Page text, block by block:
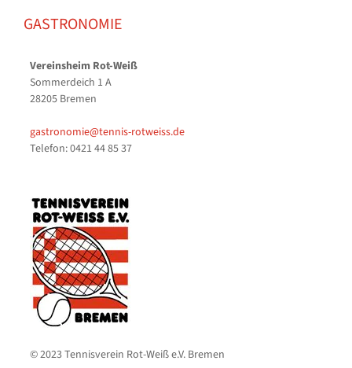
GASTRONOMIE
Vereinsheim Rot-Weiß
Sommerdeich 1 A
28205 Bremen
gastronomie@tennis-rotweiss.de
Telefon: 0421 44 85 37
© 2023 Tennisverein Rot-Weiß e.V. Bremen